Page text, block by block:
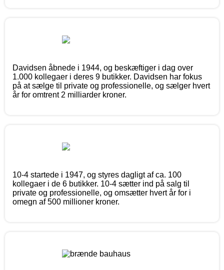
Davidsen åbnede i 1944, og beskæftiger i dag over
1.000 kollegaer i deres 9 butikker. Davidsen har fokus
på at sælge til private og professionelle, og sælger hvert
år for omtrent 2 milliarder kroner.
10-4 startede i 1947, og styres dagligt af ca. 100
kollegaer i de 6 butikker. 10-4 sætter ind på salg til
private og professionelle, og omsætter hvert år for i
omegn af 500 millioner kroner.